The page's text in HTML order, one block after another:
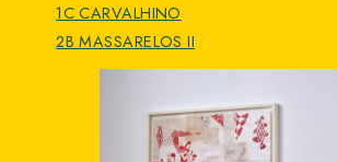
1C CARVALHINO
2B MASSARELOS II